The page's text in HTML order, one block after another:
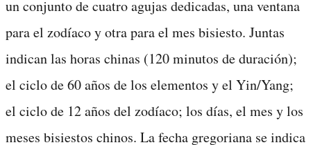
un conjunto de cuatro agujas dedicadas, una ventana
para el zodíaco y otra para el mes bisiesto. Juntas
indican las horas chinas (120 minutos de duración);
el ciclo de 60 años de los elementos y el Yin/Yang;
el ciclo de 12 años del zodíaco; los días, el mes y los
meses bisiestos chinos. La fecha gregoriana se indica